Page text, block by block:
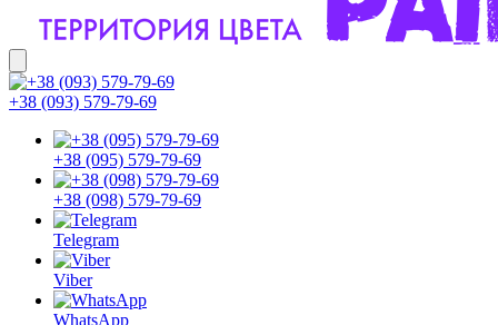
+38 (093) 579-79-69
+38 (095) 579-79-69
+38 (098) 579-79-69
Telegram
Viber
WhatsApp